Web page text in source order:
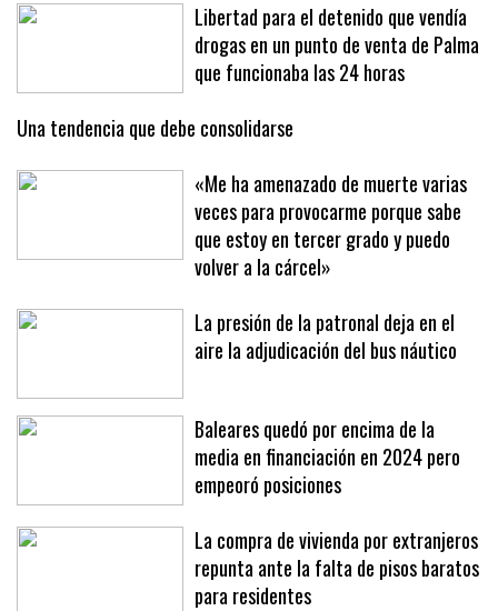
Libertad para el detenido que vendía
drogas en un punto de venta de Palma
que funcionaba las 24 horas
Una tendencia que debe consolidarse
«Me ha amenazado de muerte varias
veces para provocarme porque sabe
que estoy en tercer grado y puedo
volver a la cárcel»
La presión de la patronal deja en el
aire la adjudicación del bus náutico
Baleares quedó por encima de la
media en financiación en 2024 pero
empeoró posiciones
La compra de vivienda por extranjeros
repunta ante la falta de pisos baratos
para residentes